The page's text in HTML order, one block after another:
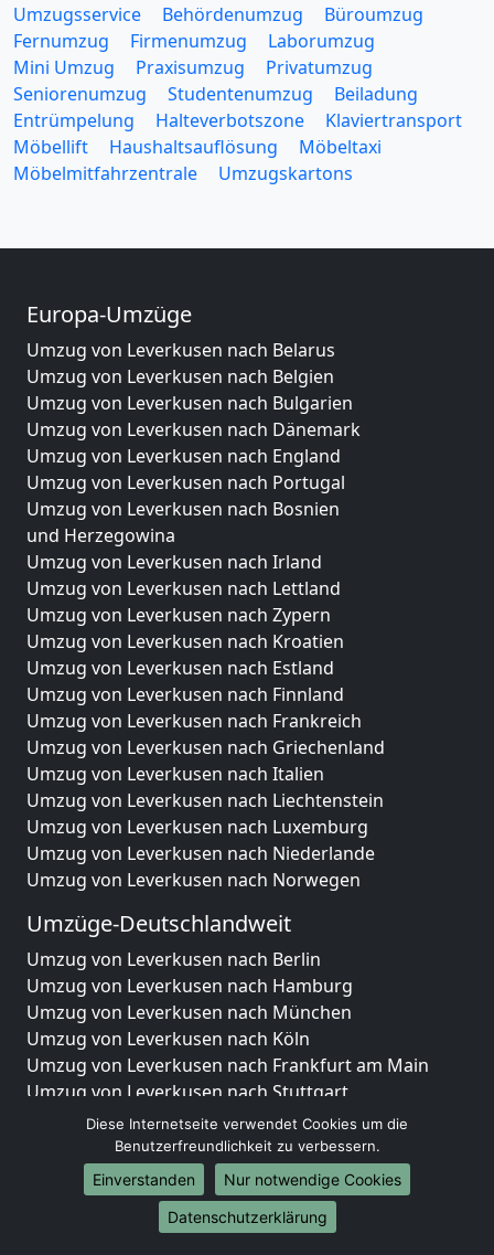
Umzugsservice Behördenumzug
Büroumzug
Fernumzug
Firmenumzug
Laborumzug
Mini Umzug
Praxisumzug
Privatumzug
Seniorenumzug
Studentenumzug
Beiladung
Entrümpelung
Halteverbotszone
Klaviertransport
Möbellift
Haushaltsauflösung
Möbeltaxi
Möbelmitfahrzentrale
Umzugskartons
Europa-Umzüge
Umzug von Leverkusen nach Belarus
Umzug von Leverkusen nach Belgien
Umzug von Leverkusen nach Bulgarien
Umzug von Leverkusen nach Dänemark
Umzug von Leverkusen nach England
Umzug von Leverkusen nach Portugal
Umzug von Leverkusen nach Bosnien
und Herzegowina
Umzug von Leverkusen nach Irland
Umzug von Leverkusen nach Lettland
Umzug von Leverkusen nach Zypern
Umzug von Leverkusen nach Kroatien
Umzug von Leverkusen nach Estland
Umzug von Leverkusen nach Finnland
Umzug von Leverkusen nach Frankreich
Umzug von Leverkusen nach Griechenland
Umzug von Leverkusen nach Italien
Umzug von Leverkusen nach Liechtenstein
Umzug von Leverkusen nach Luxemburg
Umzug von Leverkusen nach Niederlande
Umzug von Leverkusen nach Norwegen
Umzüge-Deutschlandweit
Umzug von Leverkusen nach Berlin
Umzug von Leverkusen nach Hamburg
Umzug von Leverkusen nach München
Umzug von Leverkusen nach Köln
Umzug von Leverkusen nach Frankfurt am Main
Umzug von Leverkusen nach Stuttgart
Umzug von Leverkusen nach Düsseldorf
Umzug von Leverkusen nach Leipzig
Umzug von Leverkusen nach Dortmund
Umzug von Leverkusen nach Essen
Umzug von Leverkusen nach Bremen
Diese Internetseite verwendet Cookies um die
Benutzerfreundlichkeit zu verbessern.
Einverstanden
Nur notwendige Cookies
Datenschutzerklärung